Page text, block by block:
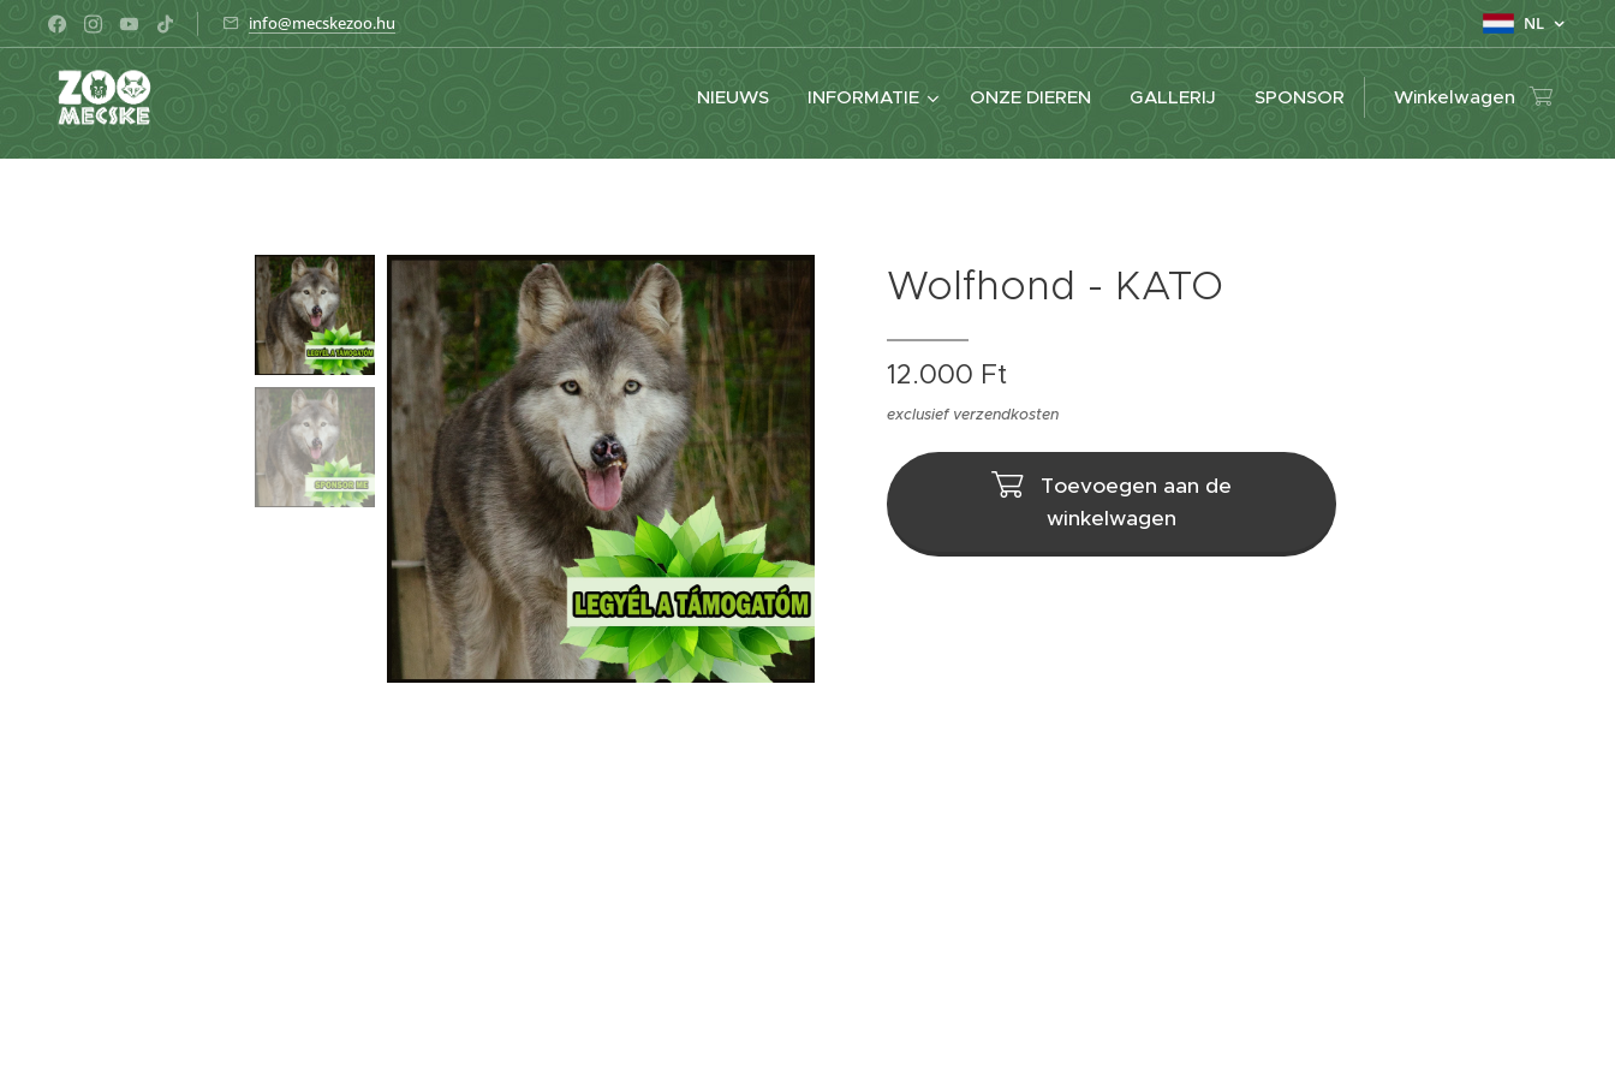
info@mecskezoo.hu NL
NIEUWS INFORMATIE ONZE DIEREN GALLERIJ SPONSOR Winkelwagen
Wolfhond - KATO
12.000 Ft
exclusief verzendkosten
Toevoegen aan de
winkelwagen